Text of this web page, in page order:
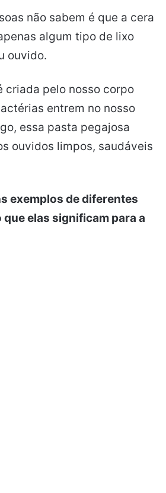
não sabem é que a cera
algum tipo de lixo
ouvido.
criada pelo nosso corpo
entrem no nosso
essa pasta pegajosa
ouvidos limpos, saudáveis
exemplos de diferentes
que elas significam para a